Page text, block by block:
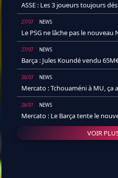
ASSE : Les 3 joueurs toujours
27/07 NEWS
Le PSG ne lâche pas le nouveau
27/07 NEWS
Barça : Jules Koundé vendu
26/07 NEWS
Mercato : Tchouaméni à MU, ça
26/07 NEWS
Mercato : Le Barça tente le
VOIR